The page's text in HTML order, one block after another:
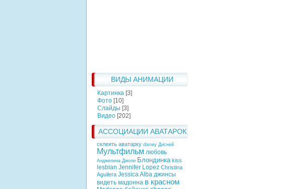
ВИДЫ АНИМАЦИИ
Картинка [3]
Фото [10]
Слайды [3]
Видео [202]
АССОЦИАЦИИ АВАТАРОК
склеить аватарку disney Дисней
Мультфильм любовь
Анджелина Джоли Блондинка kiss
lesbian Jennifer Lopez Christina
Aguilera Jessica Alba джинсы
видеть мадонна в красном